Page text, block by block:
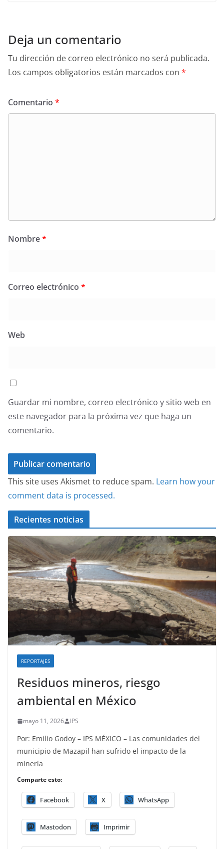
Deja un comentario
Tu dirección de correo electrónico no será publicada.
Los campos obligatorios están marcados con *
Comentario *
Nombre*
Correo electrónico *
Web
Guardar mi nombre, correo electrónico y sitio web en
este navegador para la próxima vez que haga un
comentario.
This site uses Akismet to reduce spam. Learn how your
comment data is processed.
Recientes noticias
REPORTAJES
Residuos mineros, riesgo
ambiental en México
mayo 11, 2026 IPS
Por: Emilio Godoy – IPS MÉXICO – Las comunidades del
municipio de Mazapil han sufrido el impacto de la
minería
Comparte esto:
Facebook X WhatsApp
Mastodon Imprimir